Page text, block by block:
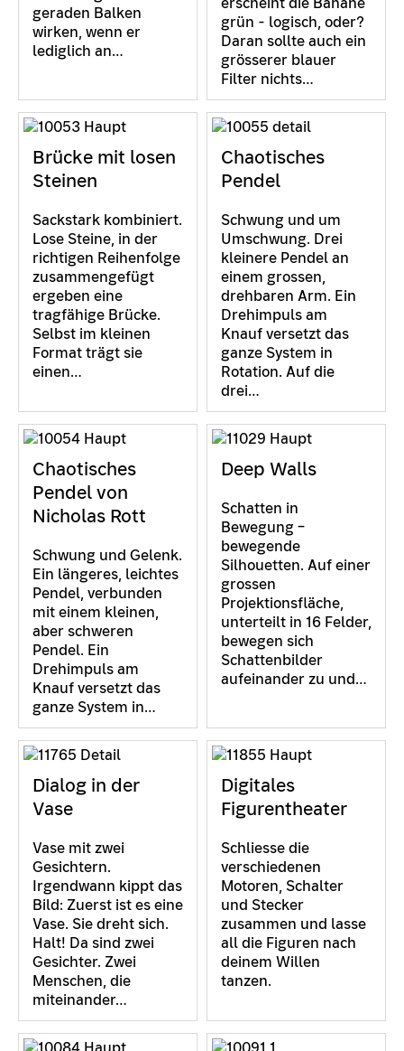
geraden Balken
wirken, wenn er
lediglich an…
grün - logisch, oder?
Daran sollte auch ein
grösserer blauer
Filter nichts…
Brücke mit losen
Steinen
Sackstark kombiniert.
Lose Steine, in der
richtigen Reihenfolge
zusammengefügt
ergeben eine
tragfähige Brücke.
Selbst im kleinen
Format trägt sie
einen…
Chaotisches
Pendel
Schwung und um
Umschwung. Drei
kleinere Pendel an
einem grossen,
drehbaren Arm. Ein
Drehimpuls am
Knauf versetzt das
ganze System in
Rotation. Auf die
drei…
Chaotisches
Pendel von
Nicholas Rott
Schwung und Gelenk.
Ein längeres, leichtes
Pendel, verbunden
mit einem kleinen,
aber schweren
Pendel. Ein
Drehimpuls am
Knauf versetzt das
ganze System in…
Deep Walls
Schatten in
Bewegung –
bewegende
Silhouetten. Auf einer
grossen
Projektionsfläche,
unterteilt in 16 Felder,
bewegen sich
Schattenbilder
aufeinander zu und…
Dialog in der
Vase
Vase mit zwei
Gesichtern.
Irgendwann kippt das
Bild: Zuerst ist es eine
Vase. Sie dreht sich.
Halt! Da sind zwei
Gesichter. Zwei
Menschen, die
miteinander…
Digitales
Figurentheater
Schliesse die
verschiedenen
Motoren, Schalter
und Stecker
zusammen und lasse
all die Figuren nach
deinem Willen
tanzen.